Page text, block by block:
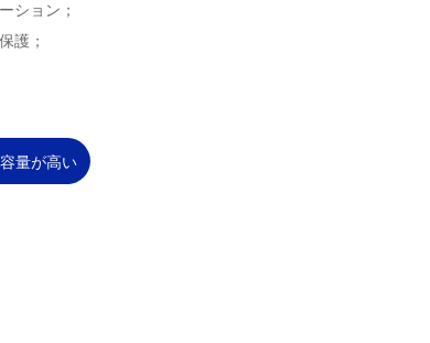
ション；
護；
量が高い